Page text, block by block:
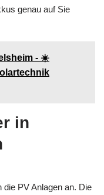
weniger Tage
auf Traum per Post
- ☀️
in